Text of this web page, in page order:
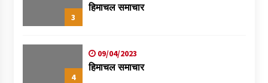
3
हिमाचल समाचार
4
09/04/2023
हिमाचल समाचार